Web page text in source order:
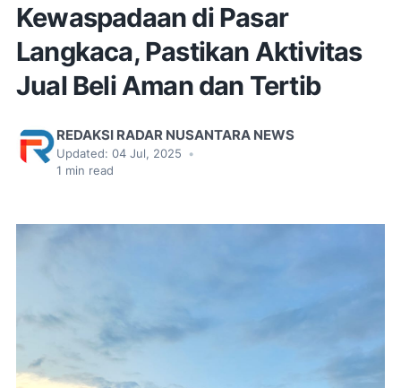
Kewaspadaan di Pasar
Langkaca, Pastikan Aktivitas
Jual Beli Aman dan Tertib
REDAKSI RADAR NUSANTARA NEWS
Updated: 04 Jul, 2025
•
1 min read